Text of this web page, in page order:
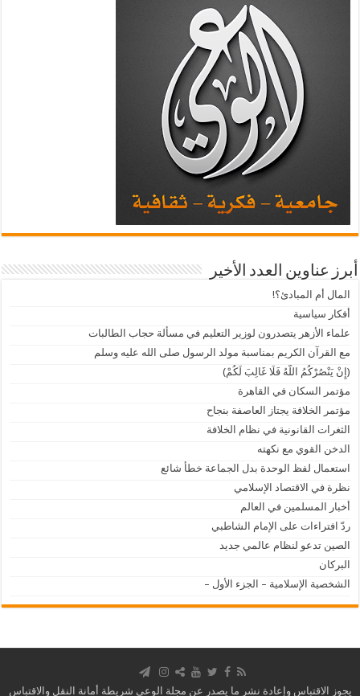
أبرز عناوين العدد الأخير
المال أم المبادئ؟!
أفكار سياسية
علماء الأزهر يتصدرون لوزير التعليم في مسألة حجاب الطالبات
مع القرآن الكريم بمناسبة مولد الرسول صلى الله عليه وسلم
(إِنْ يَنْصُرْكُمُ اللَّهُ فَلَا غَالِبَ لَكُمْ)
مؤتمر السكان في القاهرة
مؤتمر الخلافة يجتاز العاصفة بنجاح
الثغرات القانونية في نظام الخلافة
الدخن القوي مع نكهته
استعمال لفظ الوحدة بدل الجماعة خطأ شائع
نظرة في الاقتصاد الإسلامي
أخبار المسلمين في العالم
ردّ افتراءات على الإمام الشاطبي
الصين تدعو لنظام عالمي جديد
البركان
الشخصية الإسلامية – الجزء الأول –
يجوز الاقتباس وإعادة نشر ما يصدر عن مجلة الوعي شريطة أمانة النقل والاقتباس